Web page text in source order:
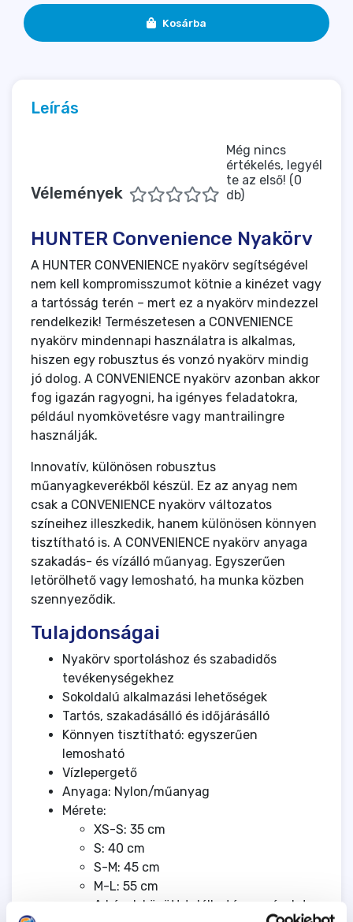
Kosárba
Leírás
Vélemények
Még nincs
értékelés, legyél
te az első! (0
db)
HUNTER Convenience Nyakörv
A HUNTER CONVENIENCE nyakörv segítségével
nem kell kompromisszumot kötnie a kinézet vagy
a tartósság terén – mert ez a nyakörv mindezzel
rendelkezik! Természetesen a CONVENIENCE
nyakörv mindennapi használatra is alkalmas,
hiszen egy robusztus és vonzó nyakörv mindig
jó dolog. A CONVENIENCE nyakörv azonban akkor
fog igazán ragyogni, ha igényes feladatokra,
például nyomkövetésre vagy mantrailingre
használják.
Innovatív, különösen robusztus
műanyagkeverékből készül. Ez az anyag nem
csak a CONVENIENCE nyakörv változatos
színeihez illeszkedik, hanem különösen könnyen
tisztítható is. A CONVENIENCE nyakörv anyaga
szakadás- és vízálló műanyag. Egyszerűen
letörölhető vagy lemosható, ha munka közben
szennyeződik.
Tulajdonságai
Nyakörv sportoláshoz és szabadidős
tevékenységekhez
Sokoldalú alkalmazási lehetőségek
Tartós, szakadásálló és időjárásálló
Könnyen tisztítható: egyszerűen
lemosható
Vízlepergető
Anyaga: Nylon/műanyag
Mérete:
XS-S: 35 cm
S: 40 cm
S-M: 45 cm
M-L: 55 cm
A képek között található egy részletes